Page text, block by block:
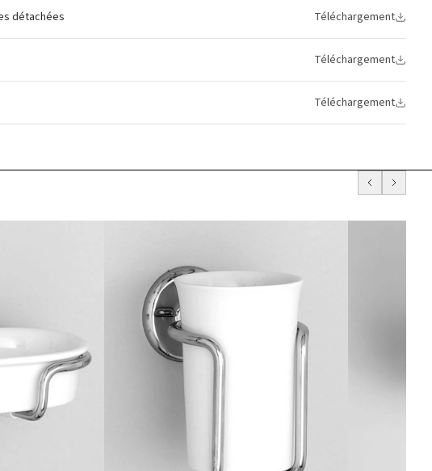
détachées Téléchargement
Téléchargement
Téléchargement